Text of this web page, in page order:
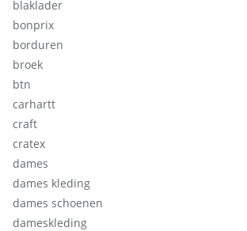
blaklader
bonprix
borduren
broek
btn
carhartt
craft
cratex
dames
dames kleding
dames schoenen
dameskleding